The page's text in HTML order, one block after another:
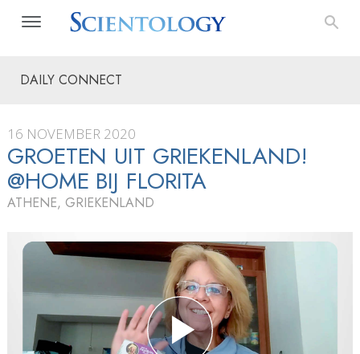
DAILY CONNECT
16 NOVEMBER 2020
GROETEN UIT GRIEKENLAND!
@HOME BIJ FLORITA
ATHENE, GRIEKENLAND